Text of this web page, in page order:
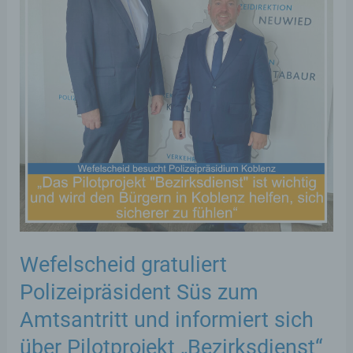
Wefelscheid gratuliert
Polizeipräsident Süs zum
Amtsantritt und informiert sich
über Pilotprojekt „Bezirksdienst“